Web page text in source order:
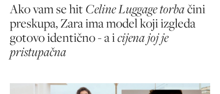
Ako vam se hit Celine Luggage torbačini
preskupa, Zara ima model koji izgleda
gotovo identično - a icijena joj je
pristupačna